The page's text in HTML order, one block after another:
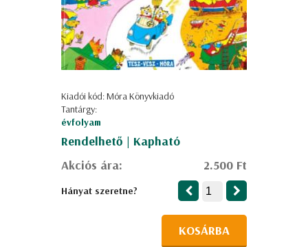
Kiadói kód: Móra Könyvkiadó
Tantárgy:
évfolyam
Rendelhető | Kapható
Akciós ára:
2.500 Ft
Hányat szeretne?
KOSÁRBA